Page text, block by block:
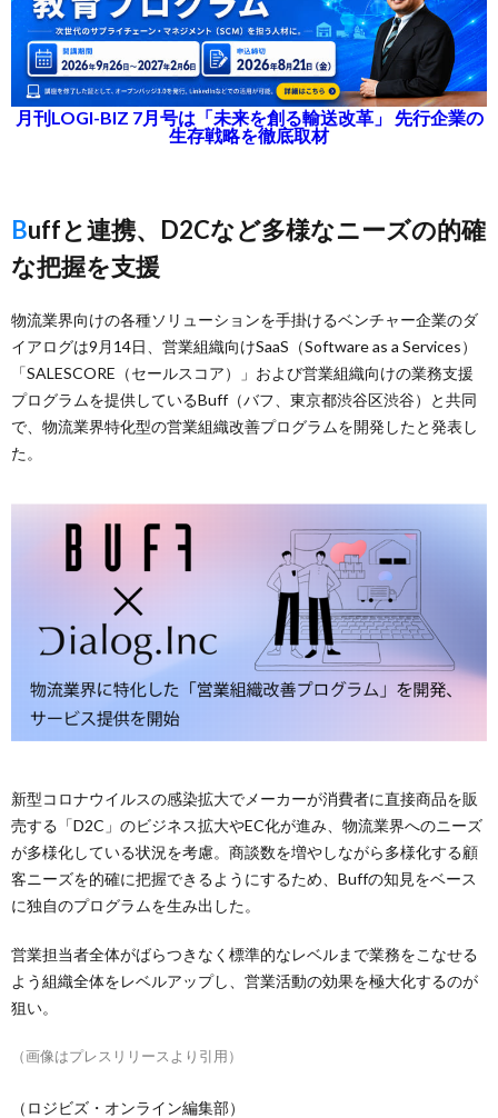
月刊LOGI-BIZ 7月号は「未来を創る輸送改革」 先行企業の
生存戦略を徹底取材
Buffと連携、D2Cなど多様なニーズの的確
な把握を支援
物流業界向けの各種ソリューションを手掛けるベンチャー企業のダ
イアログは9月14日、営業組織向けSaaS（Software as a Services）
「SALESCORE（セールスコア）」および営業組織向けの業務支援
プログラムを提供しているBuff（バフ、東京都渋谷区渋谷）と共同
で、物流業界特化型の営業組織改善プログラムを開発したと発表し
た。
新型コロナウイルスの感染拡大でメーカーが消費者に直接商品を販
売する「D2C」のビジネス拡大やEC化が進み、物流業界へのニーズ
が多様化している状況を考慮。商談数を増やしながら多様化する顧
客ニーズを的確に把握できるようにするため、Buffの知見をベース
に独自のプログラムを生み出した。
営業担当者全体がばらつきなく標準的なレベルまで業務をこなせる
よう組織全体をレベルアップし、営業活動の効果を極大化するのが
狙い。
（画像はプレスリリースより引用）
（ロジビズ・オンライン編集部）